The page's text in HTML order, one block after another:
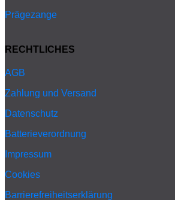
Prägezange
RECHTLICHES
AGB
Zahlung und Versand
Datenschutz
Batterieverordnung
Impressum
Cookies
Barrierefreiheitserklärung